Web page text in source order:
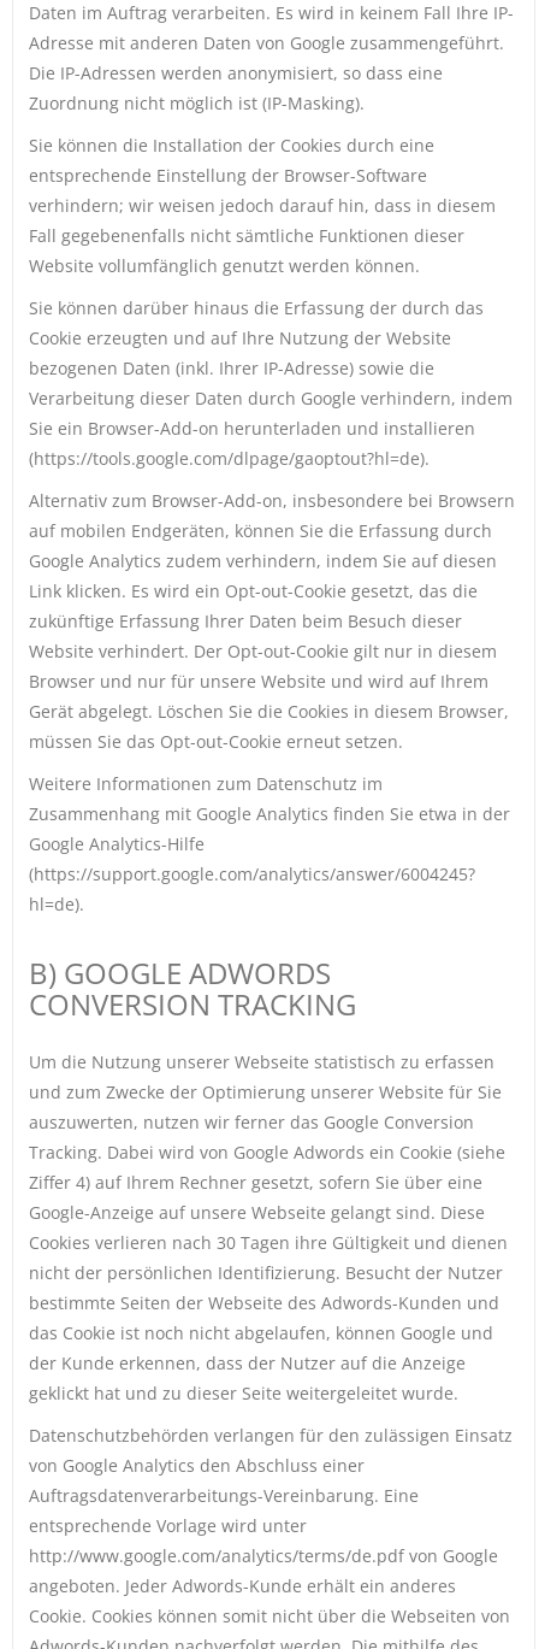
Daten im Auftrag verarbeiten. Es wird in keinem Fall Ihre IP-
Adresse mit anderen Daten von Google zusammengeführt.
Die IP-Adressen werden anonymisiert, so dass eine
Zuordnung nicht möglich ist (IP-Masking).
Sie können die Installation der Cookies durch eine
entsprechende Einstellung der Browser-Software
verhindern; wir weisen jedoch darauf hin, dass in diesem
Fall gegebenenfalls nicht sämtliche Funktionen dieser
Website vollumfänglich genutzt werden können.
Sie können darüber hinaus die Erfassung der durch das
Cookie erzeugten und auf Ihre Nutzung der Website
bezogenen Daten (inkl. Ihrer IP-Adresse) sowie die
Verarbeitung dieser Daten durch Google verhindern, indem
Sie ein Browser-Add-on herunterladen und installieren
(https://tools.google.com/dlpage/gaoptout?hl=de).
Alternativ zum Browser-Add-on, insbesondere bei Browsern
auf mobilen Endgeräten, können Sie die Erfassung durch
Google Analytics zudem verhindern, indem Sie auf diesen
Link klicken. Es wird ein Opt-out-Cookie gesetzt, das die
zukünftige Erfassung Ihrer Daten beim Besuch dieser
Website verhindert. Der Opt-out-Cookie gilt nur in diesem
Browser und nur für unsere Website und wird auf Ihrem
Gerät abgelegt. Löschen Sie die Cookies in diesem Browser,
müssen Sie das Opt-out-Cookie erneut setzen.
Weitere Informationen zum Datenschutz im
Zusammenhang mit Google Analytics finden Sie etwa in der
Google Analytics-Hilfe
(https://support.google.com/analytics/answer/6004245?
hl=de).
B) GOOGLE ADWORDS
CONVERSION TRACKING
Um die Nutzung unserer Webseite statistisch zu erfassen
und zum Zwecke der Optimierung unserer Website für Sie
auszuwerten, nutzen wir ferner das Google Conversion
Tracking. Dabei wird von Google Adwords ein Cookie (siehe
Ziffer 4) auf Ihrem Rechner gesetzt, sofern Sie über eine
Google-Anzeige auf unsere Webseite gelangt sind. Diese
Cookies verlieren nach 30 Tagen ihre Gültigkeit und dienen
nicht der persönlichen Identifizierung. Besucht der Nutzer
bestimmte Seiten der Webseite des Adwords-Kunden und
das Cookie ist noch nicht abgelaufen, können Google und
der Kunde erkennen, dass der Nutzer auf die Anzeige
geklickt hat und zu dieser Seite weitergeleitet wurde.
Datenschutzbehörden verlangen für den zulässigen Einsatz
von Google Analytics den Abschluss einer
Auftragsdatenverarbeitungs-Vereinbarung. Eine
entsprechende Vorlage wird unter
http://www.google.com/analytics/terms/de.pdf von Google
angeboten. Jeder Adwords-Kunde erhält ein anderes
Cookie. Cookies können somit nicht über die Webseiten von